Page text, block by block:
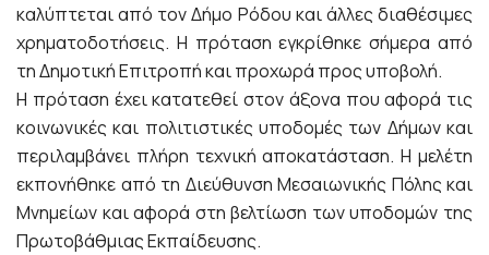
καλύπτεται από τον Δήμο Ρόδου και άλλες διαθέσιμες
χρηματοδοτήσεις. Η πρόταση εγκρίθηκε σήμερα από
τη Δημοτική Επιτροπή και προχωρά προς υποβολή.
Η πρόταση έχει κατατεθεί στον άξονα που αφορά τις
κοινωνικές και πολιτιστικές υποδομές των Δήμων και
περιλαμβάνει πλήρη τεχνική αποκατάσταση. Η μελέτη
εκπονήθηκε από τη Διεύθυνση Μεσαιωνικής Πόλης και
Μνημείων και αφορά στη βελτίωση των υποδομών της
Πρωτοβάθμιας Εκπαίδευσης.